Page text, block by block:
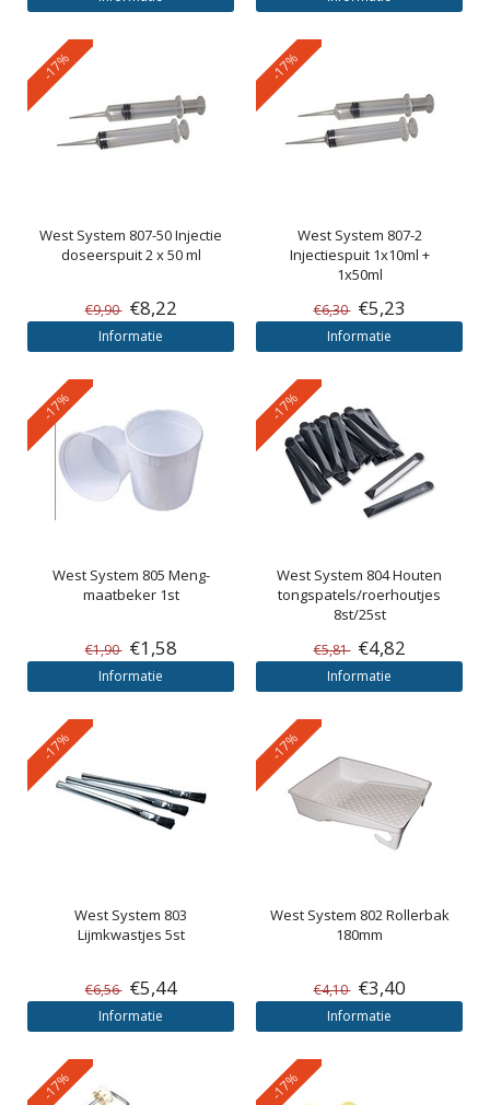
-17%
West System 807-50 Injectie
doseerspuit 2 x 50 ml
€9,90 €8,22
Informatie
-17%
West System 807-2
Injectiespuit 1x10ml +
1x50ml
€6,30 €5,23
Informatie
-17%
West System 805 Meng-
maatbeker 1st
€1,90 €1,58
Informatie
-17%
West System 804 Houten
tongspatels/roerhoutjes
8st/25st
€5,81 €4,82
Informatie
-17%
West System 803
Lijmkwastjes 5st
€6,56 €5,44
Informatie
-17%
West System 802 Rollerbak
180mm
€4,10 €3,40
Informatie
-17% -17%